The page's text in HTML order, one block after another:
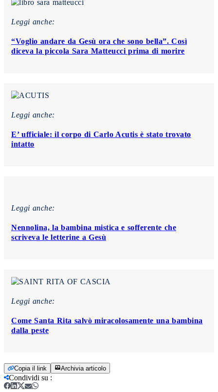
Leggi anche:
“Voglio andare da Gesù ora che sono bella”. Così
diceva la piccola Sara Matteucci prima di morire
Leggi anche:
E’ ufficiale: il corpo di Carlo Acutis è stato trovato
intatto
Leggi anche:
Nennolina, la bambina mistica e sofferente che
scriveva le letterine a Gesù
Leggi anche:
Come Santa Rita salvò miracolosamente una bambina
dalla peste
Copia il link Archivia articolo
Condividi su :